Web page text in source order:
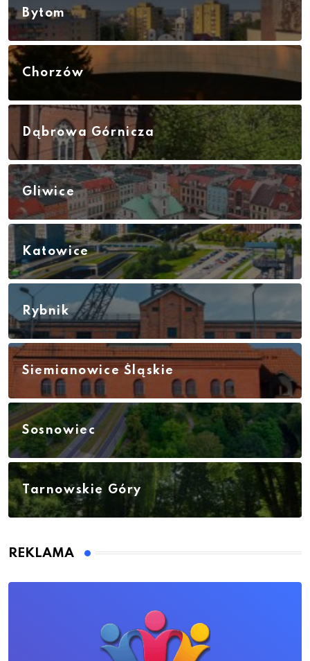
Bytom
Chorzów
Dąbrowa Górnicza
Gliwice
Katowice
Rybnik
Siemianowice Śląskie
Sosnowiec
Tarnowskie Góry
REKLAMA